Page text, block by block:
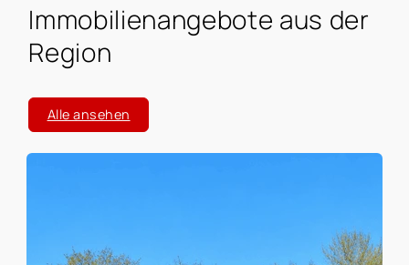
Immobilienangebote aus der
Region
Alle ansehen